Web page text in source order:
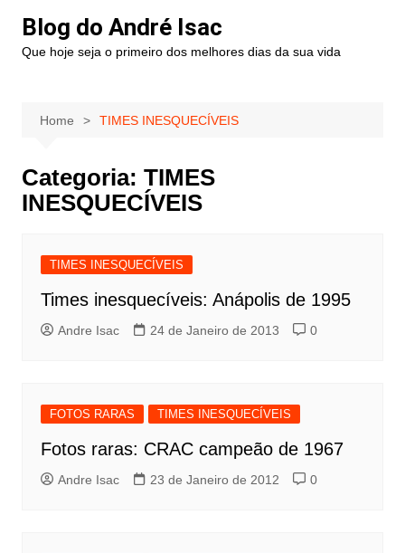
Blog do André Isac
Que hoje seja o primeiro dos melhores dias da sua vida
Home TIMES INESQUECÍVEIS
Categoria: TIMES
INESQUECÍVEIS
TIMES INESQUECÍVEIS
Times inesquecíveis: Anápolis de 1995
Andre Isac 24 de Janeiro de 2013 0
FOTOS RARAS TIMES INESQUECÍVEIS
Fotos raras: CRAC campeão de 1967
Andre Isac 23 de Janeiro de 2012 0